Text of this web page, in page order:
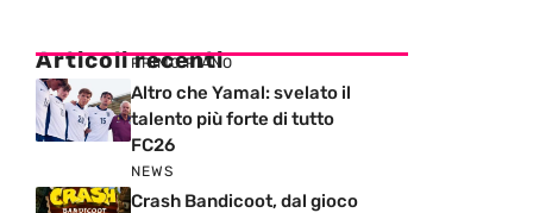
Articoli recenti
PRIMO PIANO
Altro che Yamal: svelato il
talento più forte di tutto
FC26
NEWS
Crash Bandicoot, dal gioco